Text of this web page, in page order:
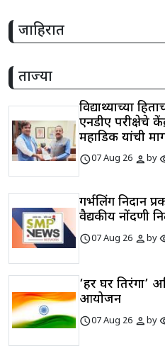
जाहिरात
ताज्या
विद्यार्थ्यांच्या
एनडीए परीक्षेचे
महाडिक यांची
schedule07 Aug 26 personby
गर्भलिंग निदान
वैद्यकीय नोंदणी
schedule07 Aug 26 personby
‘हर घर तिरंगा’
आयोजन
schedule07 Aug 26 personby